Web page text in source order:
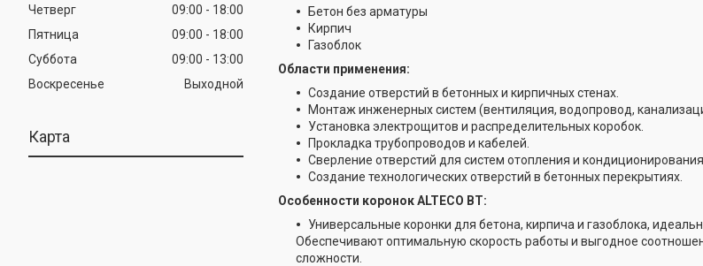
Четверг
09:00
18:00
Пятница
09:00
18:00
Суббота
09:00
13:00
Воскресенье
Выходной
Карта
Бетон без арматуры
Кирпич
Газоблок
Области применения:
Создание отверстий в бетонных и кирпичных стенах.
Монтаж инженерных систем (вентиляция, водопровод,
Установка электрощитов и распределительных коробок.
Прокладка трубопроводов и кабелей.
Сверление отверстий для систем отопления и кондиционирования.
Создание технологических отверстий в бетонных перекрытиях.
Особенности коронок ALTECO BT:
Универсальные коронки для бетона, кирпича и газоблока,
Обеспечивают оптимальную скорость работы и выгодное
сложности.